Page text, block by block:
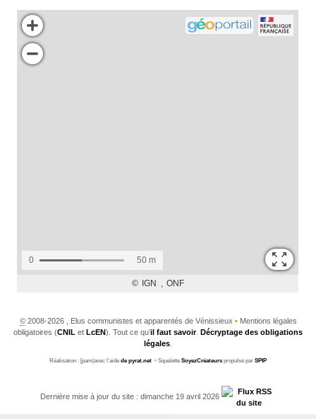
©2008-2026 , Elus communistes et apparentés de Vénissieux •Mentions légales
obligatoires (CNIL et LcEN). Tout ce qu’il faut savoir. Décryptage des obligations
légales
Réalisation : [pam|avec l’aide de pyrat.net • Squelette SoyezCréateurs propulsé par SPIP
Dernière mise à jour du site : dimanche 19 avril 2026